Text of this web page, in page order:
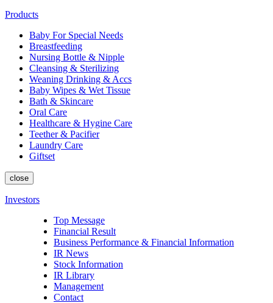
Products
Baby For Special Needs
Breastfeeding
Nursing Bottle & Nipple
Cleansing & Sterilizing
Weaning Drinking & Accs
Baby Wipes & Wet Tissue
Bath & Skincare
Oral Care
Healthcare & Hygine Care
Teether & Pacifier
Laundry Care
Giftset
close
Investors
Top Message
Financial Result
Business Performance & Financial Information
IR News
Stock Information
IR Library
Management
Contact